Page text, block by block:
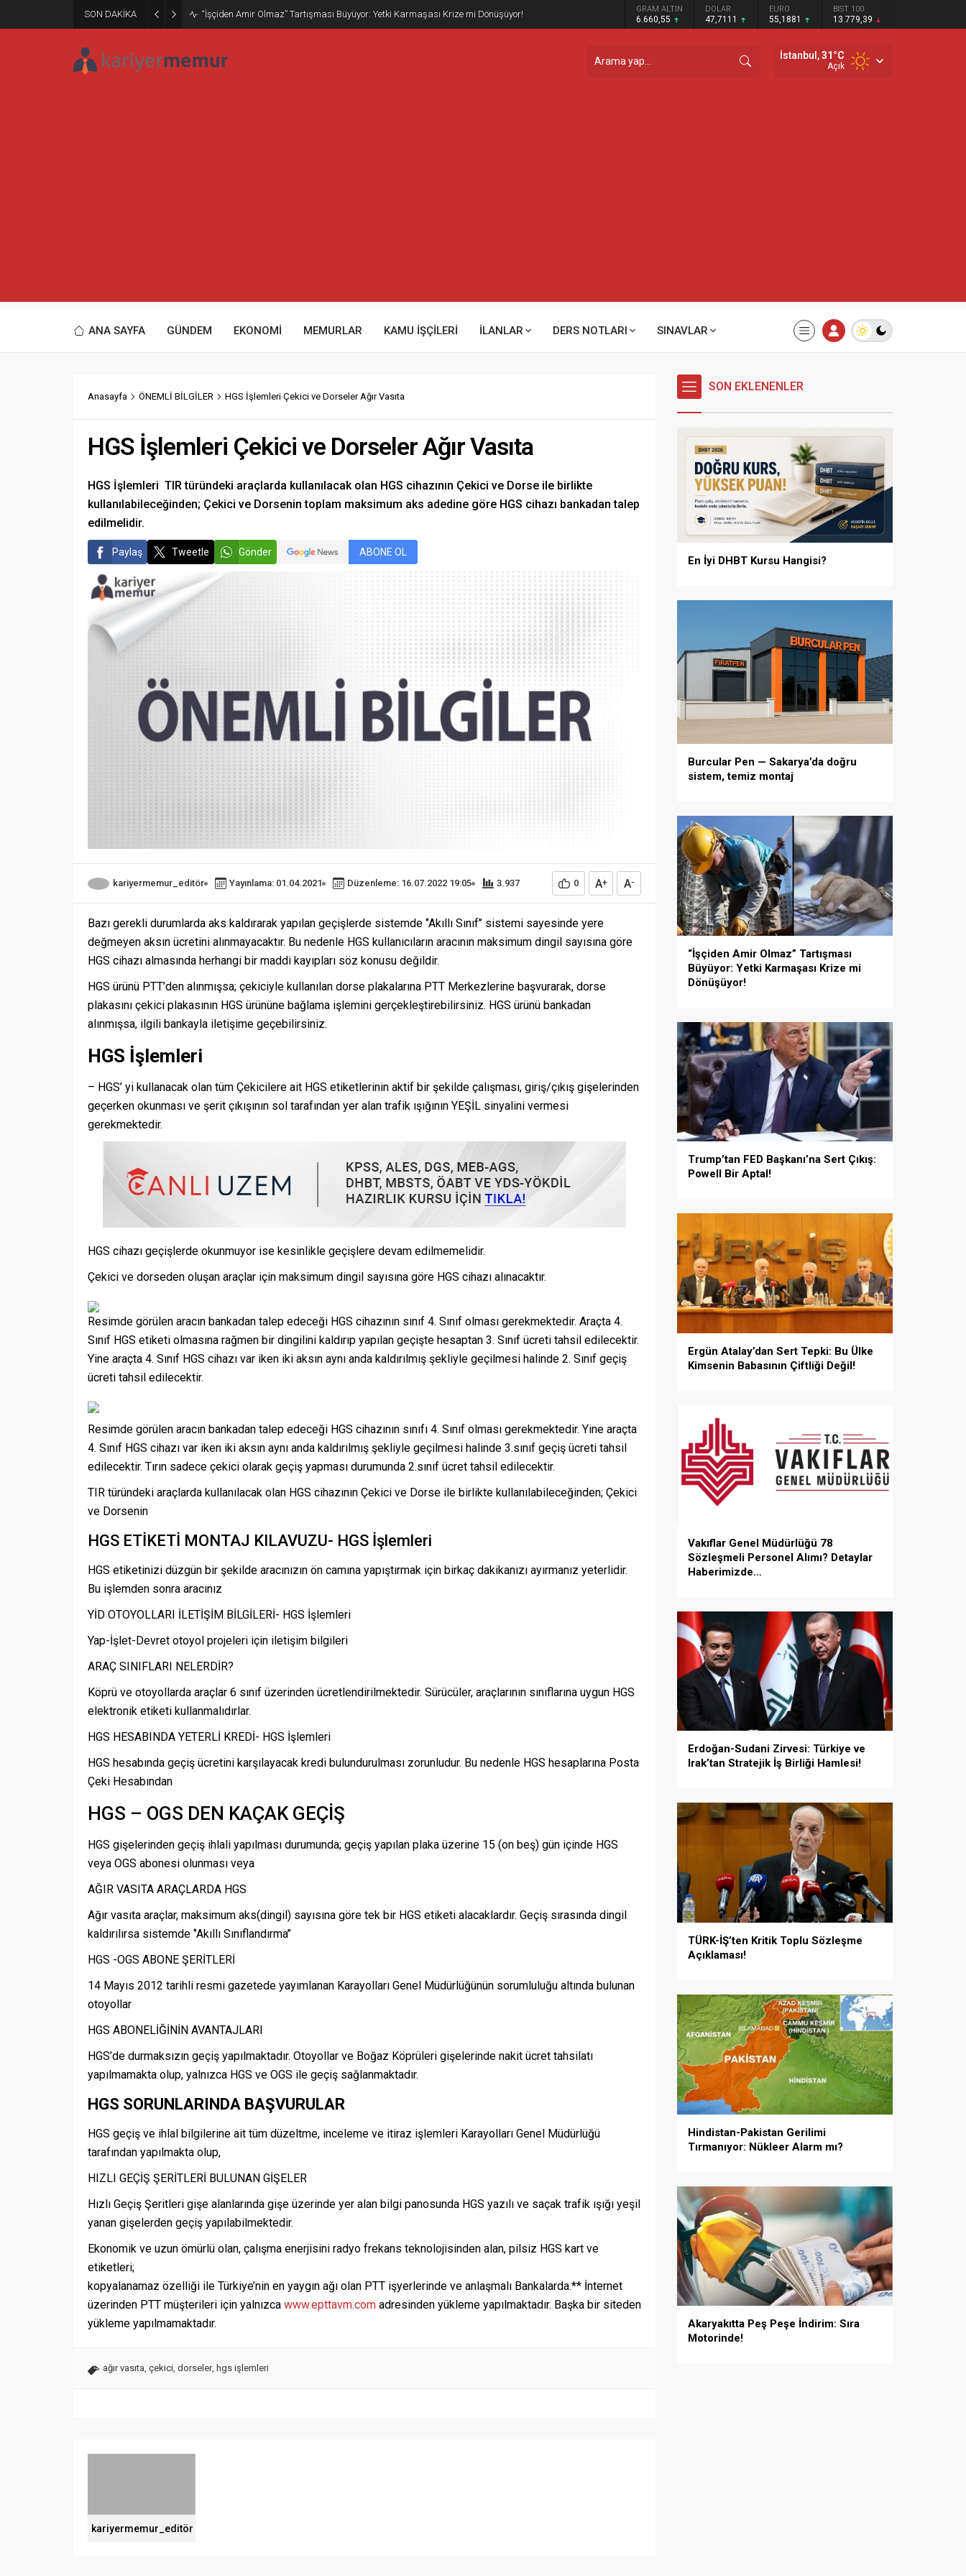
SON DAKİKA Trump’tan FED Başkanı’na Sert Çıkış: Powell Bir Aptal! GRAM ALTIN
6.660,55
DOLAR
47,7111
EURO
55,1881
BIST 100
13.779,39
İstanbul,31 °C
Açık
ANA SAYFA GÜNDEM EKONOMİ MEMURLAR KAMU İŞÇİLERİ İLANLAR DERS NOTLARI SINAVLAR
Anasayfa ÖNEMLİ BİLGİLER HGS İşlemleri Çekici ve Dorseler Ağır Vasıta
HGS İşlemleri Çekici ve Dorseler Ağır Vasıta
HGS İşlemleri TIR türündeki araçlarda kullanılacak olan HGS cihazının Çekici ve Dorse ile birlikte
kullanılabileceğinden; Çekici ve Dorsenin toplam maksimum aks adedine göre HGS cihazı bankadan talep
edilmelidir.
Paylaş Tweetle Gönder ABONE OL
kariyermemur_editör Yayınlama: 01.04.2021 Düzenleme: 16.07.2022 19:05 3.937 0 A+ A-
Bazı gerekli durumlarda aks kaldırarak yapılan geçişlerde sistemde ‘’Akıllı Sınıf’’ sistemi sayesinde yere
değmeyen aksın ücretini alınmayacaktır. Bu nedenle HGS kullanıcıların aracının maksimum dingil sayısına göre
HGS cihazı almasında herhangi bir maddi kayıpları söz konusu değildir.
HGS ürünü PTT’den alınmışsa; çekiciyle kullanılan dorse plakalarına PTT Merkezlerine başvurarak, dorse
plakasını çekici plakasının HGS ürününe bağlama işlemini gerçekleştirebilirsiniz. HGS ürünü bankadan
alınmışsa, ilgili bankayla iletişime geçebilirsiniz.
HGS İşlemleri
– HGS’ yi kullanacak olan tüm Çekicilere ait HGS etiketlerinin aktif bir şekilde çalışması, giriş/çıkış gişelerinden
geçerken okunması ve şerit çıkışının sol tarafından yer alan trafik ışığının YEŞİL sinyalini vermesi
gerekmektedir.
HGS cihazı geçişlerde okunmuyor ise kesinlikle geçişlere devam edilmemelidir.
Çekici ve dorseden oluşan araçlar için maksimum dingil sayısına göre HGS cihazı alınacaktır.
Resimde görülen aracın bankadan talep edeceği HGS cihazının sınıf 4. Sınıf olması gerekmektedir. Araçta 4.
Sınıf HGS etiketi olmasına rağmen bir dingilini kaldırıp yapılan geçişte hesaptan 3. Sınıf ücreti tahsil edilecektir.
Yine araçta 4. Sınıf HGS cihazı var iken iki aksın aynı anda kaldırılmış şekliyle geçilmesi halinde 2. Sınıf geçiş
ücreti tahsil edilecektir.
Resimde görülen aracın bankadan talep edeceği HGS cihazının sınıfı 4. Sınıf olması gerekmektedir. Yine araçta
4. Sınıf HGS cihazı var iken iki aksın aynı anda kaldırılmış şekliyle geçilmesi halinde 3.sınıf geçiş ücreti tahsil
edilecektir. Tırın sadece çekici olarak geçiş yapması durumunda 2.sınıf ücret tahsil edilecektir.
TIR türündeki araçlarda kullanılacak olan HGS cihazının Çekici ve Dorse ile birlikte kullanılabileceğinden; Çekici
ve Dorsenin
HGS ETİKETİ MONTAJ KILAVUZU- HGS İşlemleri
HGS etiketinizi düzgün bir şekilde aracınızın ön camına yapıştırmak için birkaç dakikanızı ayırmanız yeterlidir.
Bu işlemden sonra aracınız
YİD OTOYOLLARI İLETİŞİM BİLGİLERİ- HGS İşlemleri
Yap-İşlet-Devret otoyol projeleri için iletişim bilgileri
ARAÇ SINIFLARI NELERDİR?
Köprü ve otoyollarda araçlar 6 sınıf üzerinden ücretlendirilmektedir. Sürücüler, araçlarının sınıflarına uygun HGS
elektronik etiketi kullanmalıdırlar.
HGS HESABINDA YETERLİ KREDİ- HGS İşlemleri
HGS hesabında geçiş ücretini karşılayacak kredi bulundurulması zorunludur. Bu nedenle HGS hesaplarına Posta
Çeki Hesabından
HGS – OGS DEN KAÇAK GEÇİŞ
HGS gişelerinden geçiş ihlali yapılması durumunda; geçiş yapılan plaka üzerine 15 (on beş) gün içinde HGS
veya OGS abonesi olunması veya
AĞIR VASITA ARAÇLARDA HGS
Ağır vasıta araçlar, maksimum aks(dingil) sayısına göre tek bir HGS etiketi alacaklardır. Geçiş sırasında dingil
kaldırılırsa sistemde ‘’Akıllı Sınıflandırma’’
HGS -OGS ABONE ŞERİTLERİ
14 Mayıs 2012 tarihli resmi gazetede yayımlanan Karayolları Genel Müdürlüğünün sorumluluğu altında bulunan
otoyollar
HGS ABONELİĞİNİN AVANTAJLARI
HGS’de durmaksızın geçiş yapılmaktadır. Otoyollar ve Boğaz Köprüleri gişelerinde nakit ücret tahsilatı
yapılmamakta olup, yalnızca HGS ve OGS ile geçiş sağlanmaktadır.
HGS SORUNLARINDA BAŞVURULAR
HGS geçiş ve ihlal bilgilerine ait tüm düzeltme, inceleme ve itiraz işlemleri Karayolları Genel Müdürlüğü
tarafından yapılmakta olup,
HIZLI GEÇİŞ ŞERİTLERİ BULUNAN GİŞELER
Hızlı Geçiş Şeritleri gişe alanlarında gişe üzerinde yer alan bilgi panosunda HGS yazılı ve saçak trafik ışığı yeşil
yanan gişelerden geçiş yapılabilmektedir.
Ekonomik ve uzun ömürlü olan, çalışma enerjisini radyo frekans teknolojisinden alan, pilsiz HGS kart ve
etiketleri;
kopyalanamaz özelliği ile Türkiye’nin en yaygın ağı olan PTT işyerlerinde ve anlaşmalı Bankalarda.** İnternet
üzerinden PTT müşterileri için yalnızca www.epttavm.com adresinden yükleme yapılmaktadır. Başka bir siteden
yükleme yapılmamaktadır.
ağır vasıta, çekici, dorseler, hgs işlemleri
kariyermemur_editör
SON EKLENENLER
En İyi DHBT Kursu Hangisi?
Burcular Pen — Sakarya’da doğru
sistem, temiz montaj
“İşçiden Amir Olmaz” Tartışması
Büyüyor: Yetki Karmaşası Krize mi
Dönüşüyor!
Trump’tan FED Başkanı’na Sert Çıkış:
Powell Bir Aptal!
Ergün Atalay’dan Sert Tepki: Bu Ülke
Kimsenin Babasının Çiftliği Değil!
Vakıflar Genel Müdürlüğü 78
Sözleşmeli Personel Alımı? Detaylar
Haberimizde…
Erdoğan-Sudani Zirvesi: Türkiye ve
Irak’tan Stratejik İş Birliği Hamlesi!
TÜRK-İŞ’ten Kritik Toplu Sözleşme
Açıklaması!
Hindistan-Pakistan Gerilimi
Tırmanıyor: Nükleer Alarm mı?
Akaryakıtta Peş Peşe İndirim: Sıra
Motorinde!